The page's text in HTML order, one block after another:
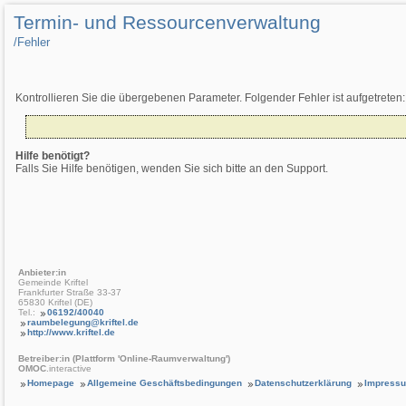
Termin- und Ressourcenverwaltung
/­Fehler
Kontrollieren Sie die übergebenen Parameter. Folgender Fehler ist aufgetreten:
Hilfe benötigt?
Falls Sie Hilfe benötigen, wenden Sie sich bitte an den Support.
Anbieter:in
Gemeinde Kriftel
Frankfurter Straße 33-37
65830 Kriftel (DE)
Tel.:
06192/40040
raumbelegung@kriftel.de
http://www.kriftel.de
Betreiber:in (Plattform 'Online-Raumverwaltung')
OMOC .interactive
Homepage
Allgemeine Geschäftsbedingungen Datenschutzerklärung